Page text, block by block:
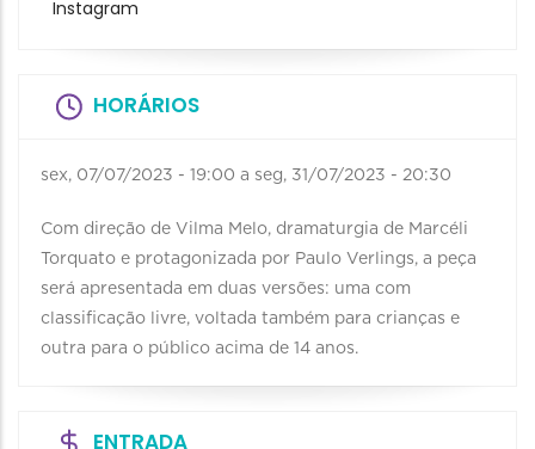
Instagram
HORÁRIOS
sex, 07/07/2023 - 19:00 a seg, 31/07/2023 - 20:30
Com direção de Vilma Melo, dramaturgia de Marcéli
Torquato e protagonizada por Paulo Verlings, a peça
será apresentada em duas versões: uma com
classificação livre, voltada também para crianças e
outra para o público acima de 14 anos.
ENTRADA